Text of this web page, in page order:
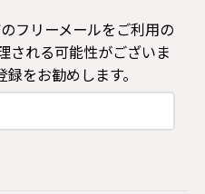
フリーメールをご利用の
される可能性がございま
をお勧めします。